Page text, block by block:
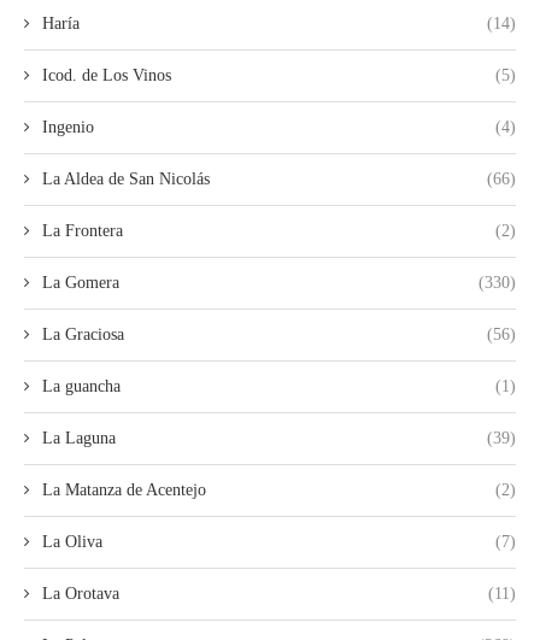
Haría (14)
Icod. de Los Vinos (5)
Ingenio (4)
La Aldea de San Nicolás (66)
La Frontera (2)
La Gomera (330)
La Graciosa (56)
La guancha (1)
La Laguna (39)
La Matanza de Acentejo (2)
La Oliva (7)
La Orotava (11)